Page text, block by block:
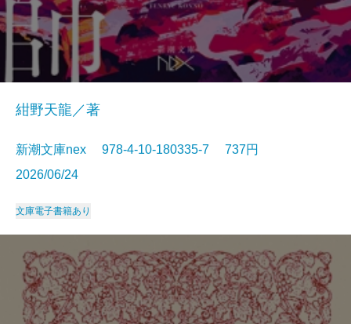
紺野天龍／著
新潮文庫nex 978-4-10-180335-7 737円
2026/06/24
文庫電子書籍あり